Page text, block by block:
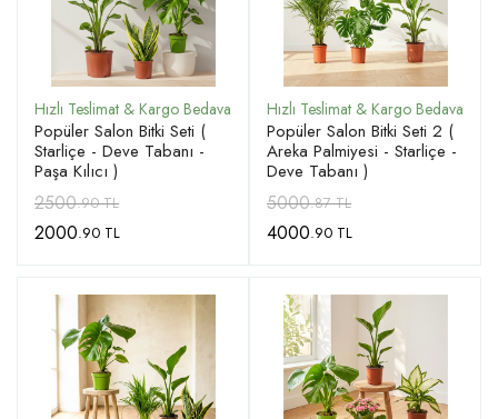
Popüler Salon Bitki Seti (
Starliçe - Deve Tabanı -
Paşa Kılıcı )
2500.90 TL
2000.90 TL
Popüler Salon Bitki Seti 2 (
Areka Palmiyesi - Starliçe -
Deve Tabanı )
5000.87 TL
4000.90 TL